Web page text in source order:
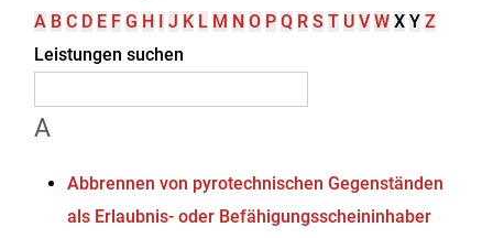
A B C D E F G H I J K L M N O P Q R S T U V W X Y Z
Leistungen suchen
A
Abbrennen von pyrotechnischen Gegenständen
als Erlaubnis- oder Befähigungsscheininhaber